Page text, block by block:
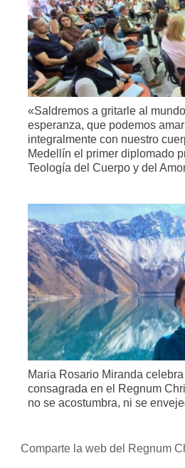
«Saldremos a gritarle al
esperanza, que podemos
integralmente con nuestro
Medellín el primer diplomado
Teología del Cuerpo y del
Maria Rosario Miranda
consagrada en el Regnum
no se acostumbra, ni se
Comparte la web del Regnum